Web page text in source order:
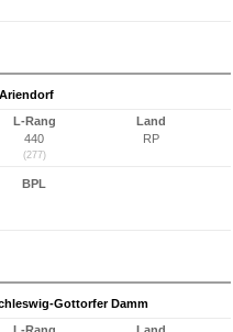
L-Rang
440
(277)
Land
RP
BPL
Gottorfer Damm